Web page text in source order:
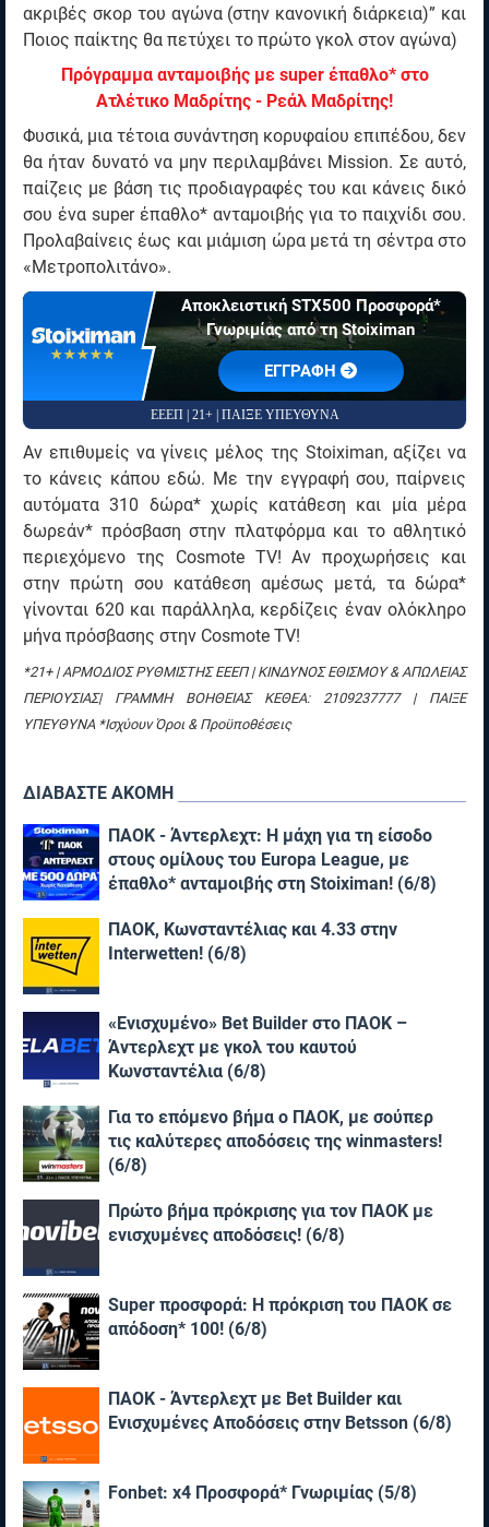
ακριβές σκορ του αγώνα (στην κανονική διάρκεια)” και
Ποιος παίκτης θα πετύχει το πρώτο γκολ στον αγώνα)
Πρόγραμμα ανταμοιβής με super έπαθλο* στο
Ατλέτικο Μαδρίτης - Ρεάλ Μαδρίτης!
Φυσικά, μια τέτοια συνάντηση κορυφαίου επιπέδου, δεν
θα ήταν δυνατό να μην περιλαμβάνει Mission. Σε αυτό,
παίζεις με βάση τις προδιαγραφές του και κάνεις δικό
σου ένα super έπαθλο* ανταμοιβής για το παιχνίδι σου.
Προλαβαίνεις έως και μιάμιση ώρα μετά τη σέντρα στο
«Μετροπολιτάνο».
☆☆☆☆☆
★★★★★
Αποκλειστική STX500 Προσφορά*
Γνωριμίας από τη Stoiximan
EΓΓΡΑΦΗ
ΕΕΕΠ | 21+ | ΠΑΙΞΕ ΥΠΕΥΘΥΝΑ
Αν επιθυμείς να γίνεις μέλος της Stoiximan, αξίζει να
το κάνεις κάπου εδώ. Με την εγγραφή σου, παίρνεις
αυτόματα 310 δώρα* χωρίς κατάθεση και μία μέρα
δωρεάν* πρόσβαση στην πλατφόρμα και το αθλητικό
περιεχόμενο της Cosmote TV! Αν προχωρήσεις και
στην πρώτη σου κατάθεση αμέσως μετά, τα δώρα*
γίνονται 620 και παράλληλα, κερδίζεις έναν ολόκληρο
μήνα πρόσβασης στην Cosmote TV!
*21+ | ΑΡΜΟΔΙΟΣ ΡΥΘΜΙΣΤΗΣ ΕΕΕΠ | ΚΙΝΔΥΝΟΣ ΕΘΙΣΜΟΥ & ΑΠΩΛΕΙΑΣ
ΠΕΡΙΟΥΣΙΑΣ| ΓΡΑΜΜΗ ΒΟΗΘΕΙΑΣ ΚΕΘΕΑ: 2109237777 | ΠΑΙΞΕ
ΥΠΕΥΘΥΝΑ *Ισχύουν Όροι & Προϋποθέσεις
ΔΙΑΒΑΣΤΕ ΑΚΟΜΗ
ΠΑΟΚ - Άντερλεχτ: Η μάχη για τη είσοδο
στους ομίλους του Europa League, με
έπαθλο* ανταμοιβής στη Stoiximan! (6/8)
ΠΑΟΚ, Κωνσταντέλιας και 4.33 στην
Interwetten! (6/8)
«Ενισχυμένο» Bet Builder στο ΠΑΟΚ –
Άντερλεχτ με γκολ του καυτού
Κωνσταντέλια (6/8)
Για το επόμενο βήμα ο ΠΑΟΚ, με σούπερ
τις καλύτερες αποδόσεις της winmasters!
(6/8)
Πρώτο βήμα πρόκρισης για τον ΠΑΟΚ με
ενισχυμένες αποδόσεις! (6/8)
Super προσφορά: Η πρόκριση του ΠΑΟΚ σε
απόδοση* 100! (6/8)
ΠΑΟΚ - Άντερλεχτ με Bet Builder και
Ενισχυμένες Αποδόσεις στην Betsson (6/8)
Fonbet: x4 Προσφορά* Γνωριμίας (5/8)